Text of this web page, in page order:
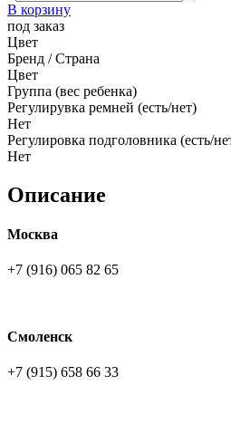
В корзину
под заказ
Цвет
Бренд / Страна
Цвет
Группа (вес ребенка)
Регулирувка ремней (есть/нет)
Нет
Регулировка подголовника (есть/
Нет
Описание
Москва
+7 (916) 065 82 65
Смоленск
+7 (915) 658 66 33